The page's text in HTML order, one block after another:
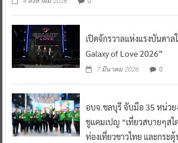
เปิดจักรวาลแห่งแรงบันดาล
Galaxy of Love 2026”
7 มีนาคม 2026 0
อบจ.ชลบุรี จับมือ 35 หน่วย
ชูแคมเปญ “เที่ยวสบายๆสไ
ท่องเที่ยวชาวไทย และกระ